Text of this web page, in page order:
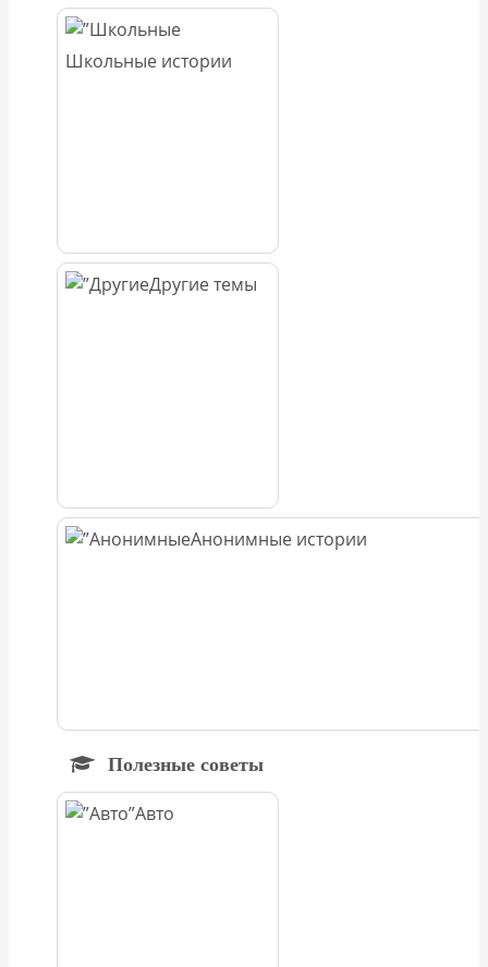
Школьные истории
Другие темы
Анонимные истории
Полезные советы
Авто